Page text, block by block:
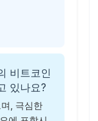
비트코인
있나요?
, 극심한